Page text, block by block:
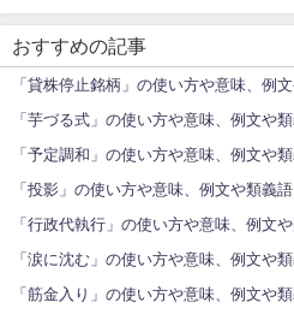
おすすめの記事
「貸株停止銘柄」の使い方や意味、例
「芋づる式」の使い方や意味、例文や
「予定調和」の使い方や意味、例文や
「投影」の使い方や意味、例文や類義
「行政代執行」の使い方や意味、例文
「涙に沈む」の使い方や意味、例文や
「筋金入り」の使い方や意味、例文や